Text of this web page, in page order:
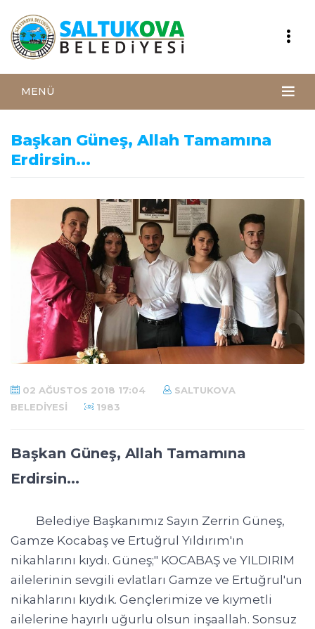
MENÜ
Başkan Güneş, Allah Tamamına
Erdirsin...
02 AĞUSTOS 2018 17:04
SALTUKOVA
BELEDIYESI
1983
Başkan Güneş, Allah Tamamına
Erdirsin...
Belediye Başkanımız Sayın Zerrin Güneş,
Gamze Kocabaş ve Ertuğrul Yıldırım'ın
nikahlarını kıydı. Güneş;" KOCABAŞ ve YILDIRIM
ailelerinin sevgili evlatları Gamze ve Ertuğrul'un
nikahlarını kıydık. Gençlerimize ve kıymetli
ailelerine hayırlı uğurlu olsun inşaallah. Sonsuz